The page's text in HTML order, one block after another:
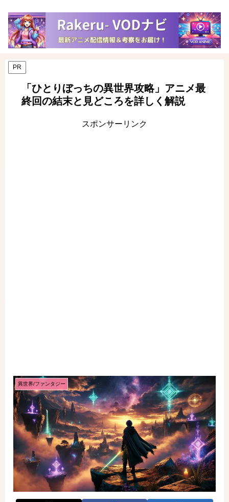
PR
「ひとりぼっちの異世界攻略」アニメ最
終回の結末と見どころを詳しく解説
スポンサーリンク
異世界/ファンタジー